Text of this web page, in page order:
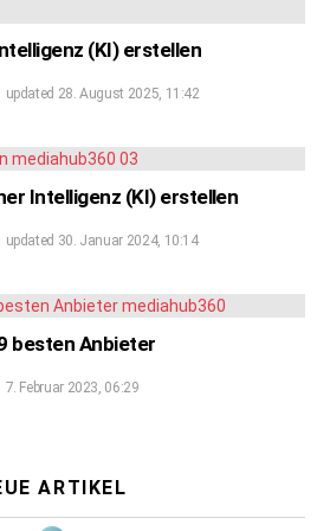
(KI) erstellen
updated 28. August 2025, 11:42
Intelligenz (KI) erstellen
updated 30. Januar 2024, 10:14
besten Anbieter
7. Februar 2023, 06:29
ARTIKEL